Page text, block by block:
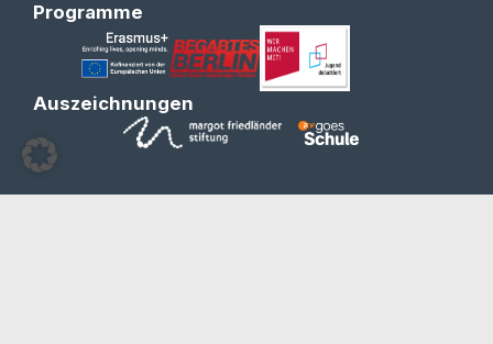
Programme
Auszeichnungen